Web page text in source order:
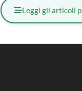
Leggi gli articoli